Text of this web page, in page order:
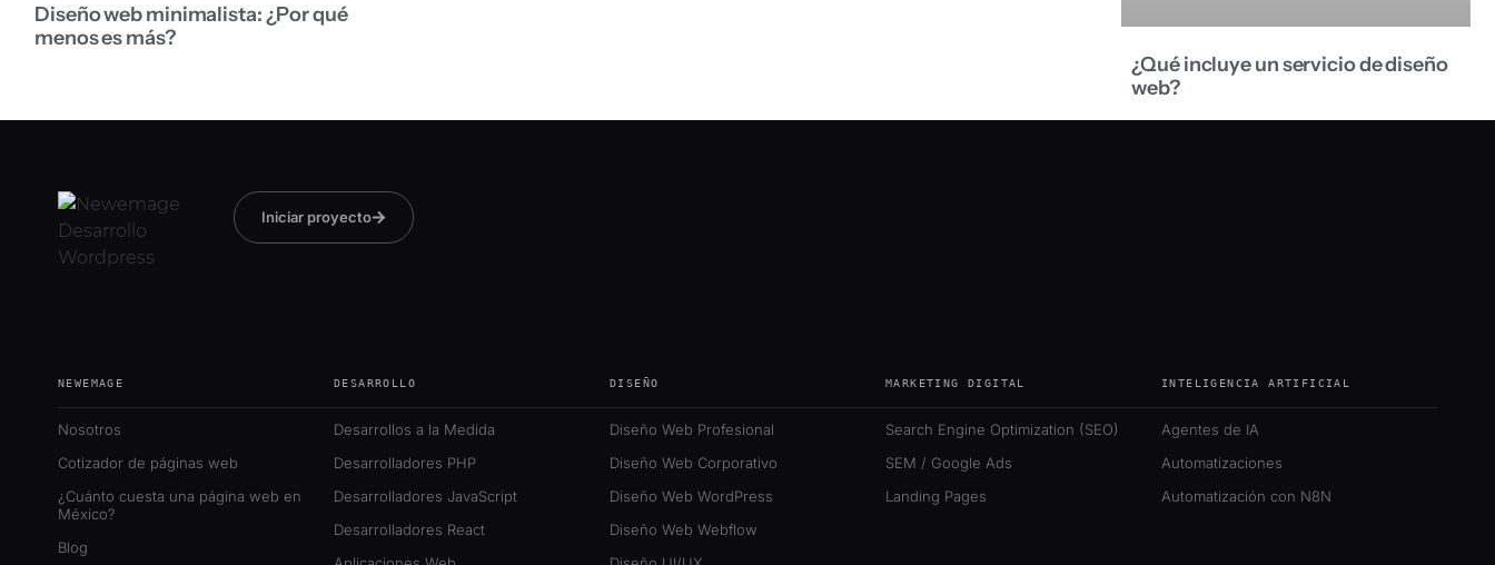
Diseño web minimalista: ¿Por qué
menos es más?
¿Qué incluye un servicio de diseño
web?
Iniciar proyecto
NEWEMAGE
Nosotros
Cotizador de páginas web
¿Cuánto cuesta una página web en
México?
Blog
DESARROLLO
Desarrollos a la Medida
Desarrolladores PHP
Desarrolladores JavaScript
Desarrolladores React
DISEÑO
Diseño Web Profesional
Diseño Web Corporativo
Diseño Web WordPress
Diseño Web Webflow
MARKETING DIGITAL
Search Engine Optimization (SEO)
SEM / Google Ads
Landing Pages
INTELIGENCIA ARTIFICIAL
Agentes de IA
Automatizaciones
Automatización con N8N